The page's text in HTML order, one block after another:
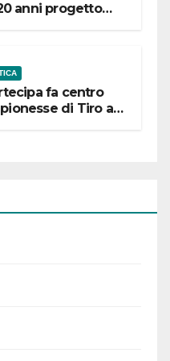
anni progetto
fa centro
di Tiro a